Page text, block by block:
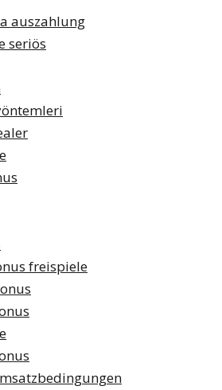
auszahlung
seriös
freispiele